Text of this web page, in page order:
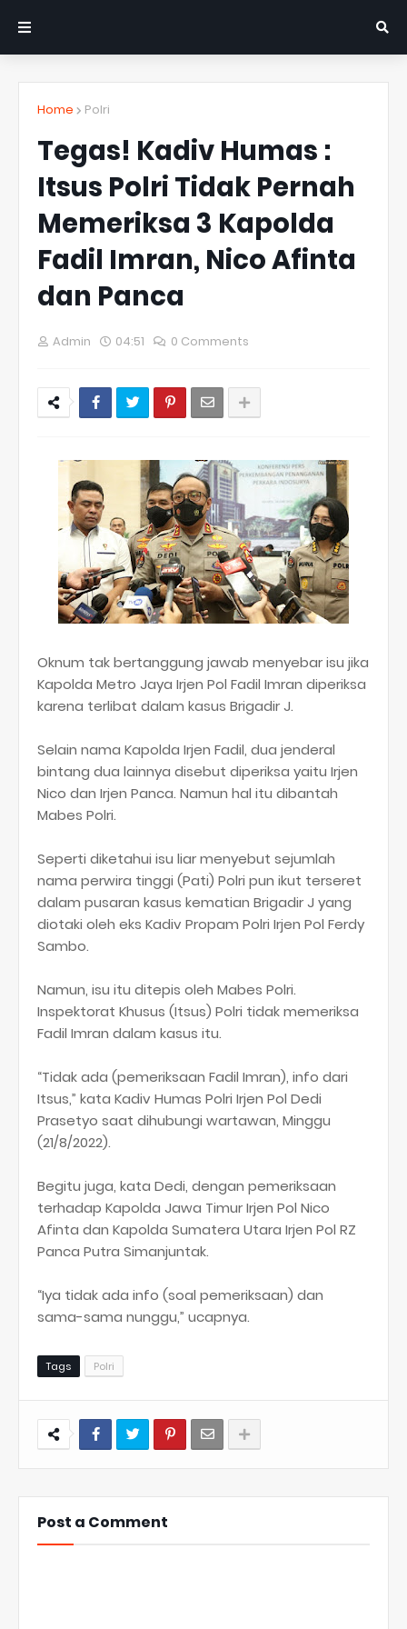
Home Polri
Tegas! Kadiv Humas :
Itsus Polri Tidak Pernah
Memeriksa 3 Kapolda
Fadil Imran, Nico Afinta
dan Panca
Admin 04:51 0 Comments
Oknum tak bertanggung jawab menyebar isu jika
Kapolda Metro Jaya Irjen Pol Fadil Imran diperiksa
karena terlibat dalam kasus Brigadir J.
Selain nama Kapolda Irjen Fadil, dua jenderal
bintang dua lainnya disebut diperiksa yaitu Irjen
Nico dan Irjen Panca. Namun hal itu dibantah
Mabes Polri.
Seperti diketahui isu liar menyebut sejumlah
nama perwira tinggi (Pati) Polri pun ikut terseret
dalam pusaran kasus kematian Brigadir J yang
diotaki oleh eks Kadiv Propam Polri Irjen Pol Ferdy
Sambo.
Namun, isu itu ditepis oleh Mabes Polri.
Inspektorat Khusus (Itsus) Polri tidak memeriksa
Fadil Imran dalam kasus itu.
“Tidak ada (pemeriksaan Fadil Imran), info dari
Itsus,” kata Kadiv Humas Polri Irjen Pol Dedi
Prasetyo saat dihubungi wartawan, Minggu
(21/8/2022).
Begitu juga, kata Dedi, dengan pemeriksaan
terhadap Kapolda Jawa Timur Irjen Pol Nico
Afinta dan Kapolda Sumatera Utara Irjen Pol RZ
Panca Putra Simanjuntak.
“Iya tidak ada info (soal pemeriksaan) dan
sama-sama nunggu,” ucapnya.
Tags Polri
Post a Comment